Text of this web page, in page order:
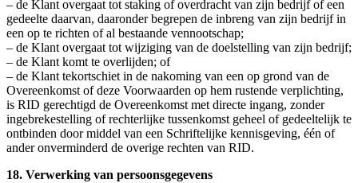
– de Klant overgaat tot staking of overdracht van zijn bedrijf of een
gedeelte daarvan, daaronder begrepen de inbreng van zijn bedrijf in
een op te richten of al bestaande vennootschap;
– de Klant overgaat tot wijziging van de doelstelling van zijn bedrijf;
– de Klant komt te overlijden; of
– de Klant tekortschiet in de nakoming van een op grond van de
Overeenkomst of deze Voorwaarden op hem rustende verplichting,
is RID gerechtigd de Overeenkomst met directe ingang, zonder
ingebrekestelling of rechterlijke tussenkomst geheel of gedeeltelijk te
ontbinden door middel van een Schriftelijke kennisgeving, één of
ander onverminderd de overige rechten van RID.
18. Verwerking van persoonsgegevens